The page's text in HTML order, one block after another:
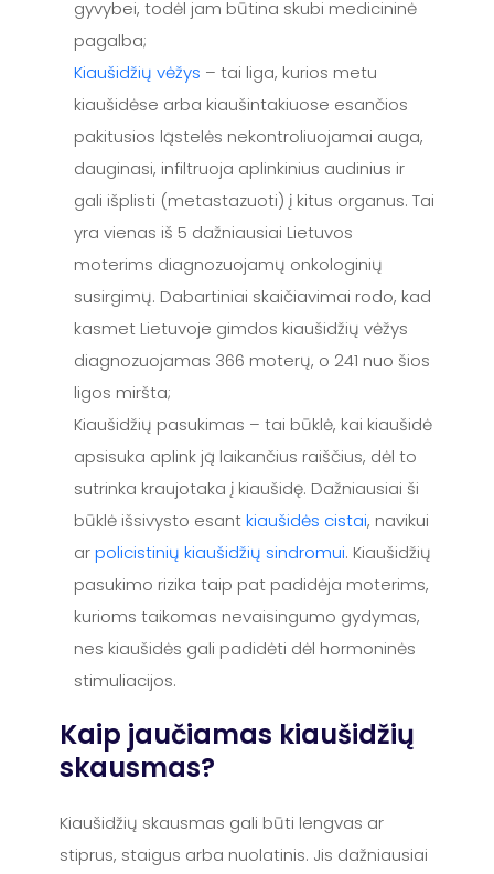
gyvybei, todėl jam būtina skubi medicininė
pagalba;
Kiaušidžių vėžys – tai liga, kurios metu
kiaušidėse arba kiaušintakiuose esančios
pakitusios ląstelės nekontroliuojamai auga,
dauginasi, infiltruoja aplinkinius audinius ir
gali išplisti (metastazuoti) į kitus organus. Tai
yra vienas iš 5 dažniausiai Lietuvos
moterims diagnozuojamų onkologinių
susirgimų. Dabartiniai skaičiavimai rodo, kad
kasmet Lietuvoje gimdos kiaušidžių vėžys
diagnozuojamas 366 moterų, o 241 nuo šios
ligos miršta;
Kiaušidžių pasukimas – tai būklė, kai kiaušidė
apsisuka aplink ją laikančius raiščius, dėl to
sutrinka kraujotaka į kiaušidę. Dažniausiai ši
būklė išsivysto esantkiaušidės cistai, navikui
arpolicistinių kiaušidžių sindromui. Kiaušidžių
pasukimo rizika taip pat padidėja moterims,
kurioms taikomas nevaisingumo gydymas,
nes kiaušidės gali padidėti dėl hormoninės
stimuliacijos.
Kaip jaučiamas kiaušidžių
skausmas?
Kiaušidžių skausmas gali būti lengvas ar
stiprus, staigus arba nuolatinis. Jis dažniausiai